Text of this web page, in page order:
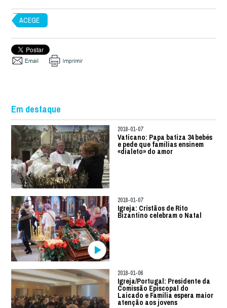
ACEGE
Em destaque
2018-01-07
Vaticano: Papa batiza 34 bebés
e pede que famílias ensinem
«dialeto» do amor
2018-01-07
Igreja: Cristãos de Rito
Bizantino celebram o Natal
2018-01-06
Igreja/Portugal: Presidente da
Comissão Episcopal do
Laicado e Família espera maior
atenção aos jovens